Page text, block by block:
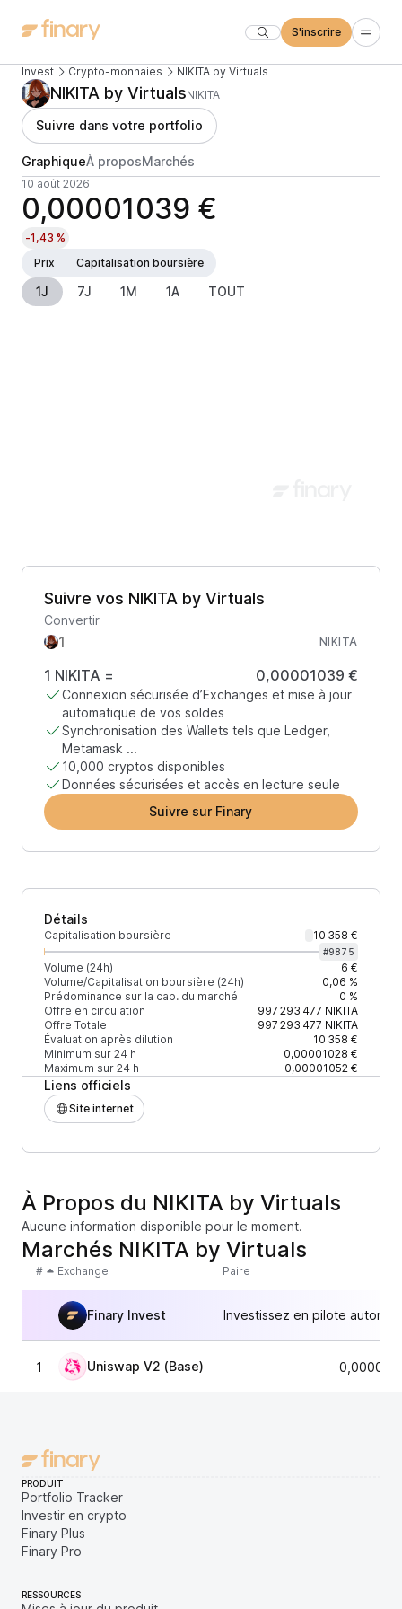
S'inscrire
Invest Crypto-monnaies NIKITA by Virtuals
NIKITA by VirtualsNIKITA
Suivre dans votre portfolio
GraphiqueÀ proposMarchés
10 août 2026
0,00001039 €
-1,43 %
Prix
Capitalisation boursière
1J 7J 1M 1A TOUT
Suivre vos NIKITA by Virtuals
Convertir
NIKITA
1 NIKITA = 0,00001039 €
Connexion sécurisée d’Exchanges et mise à jour
automatique de vos soldes
Synchronisation des Wallets tels que Ledger,
Metamask ...
10,000 cryptos disponibles
Données sécurisées et accès en lecture seule
Suivre sur Finary
Détails
Capitalisation boursière - 10 358 €
#9875
Volume (24h)
6 €
Volume/Capitalisation boursière (24h)
0,06 %
Prédominance sur la cap. du marché
0 %
Offre en circulation
997 293 477 NIKITA
Offre Totale
997 293 477 NIKITA
Évaluation après dilution
10 358 €
Minimum sur 24 h
0,00001028 €
Maximum sur 24 h
0,00001052 €
Liens officiels
Site internet
À Propos du NIKITA by Virtuals
Aucune information disponible pour le moment.
Marchés NIKITA by Virtuals
# Exchange Paire
Finary Invest Investissez en pilote
1 Uniswap V2 (Base)
PRODUIT
Portfolio Tracker
Investir en crypto
Finary Plus
Finary Pro
RESSOURCES